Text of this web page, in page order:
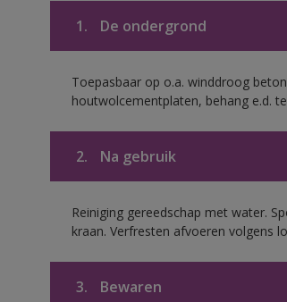
1. De ondergrond
Toepasbaar op o.a. winddroog
houtwolcementplaten, behang e.d.
2. Na gebruik
Reiniging gereedschap met water.
kraan. Verfresten afvoeren volgens
3. Bewaren